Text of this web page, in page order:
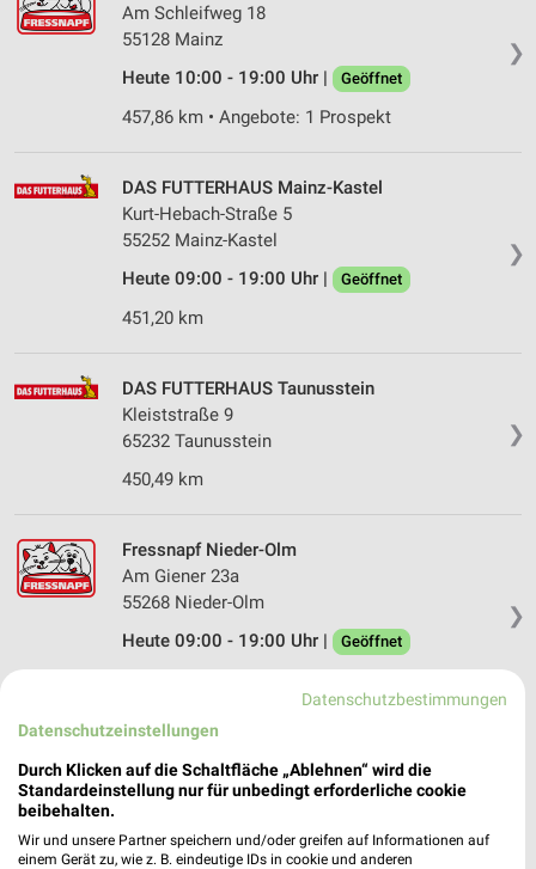
❯
Am Schleifweg 18
55128 Mainz
Heute 10:00 - 19:00 Uhr |
Geöffnet
457,86 km • Angebote: 1 Prospekt
❯
DAS FUTTERHAUS Mainz-Kastel
Kurt-Hebach-Straße 5
55252 Mainz-Kastel
Heute 09:00 - 19:00 Uhr |
Geöffnet
451,20 km
❯
DAS FUTTERHAUS Taunusstein
Kleiststraße 9
65232 Taunusstein
450,49 km
❯
Fressnapf Nieder-Olm
Am Giener 23a
55268 Nieder-Olm
Heute 09:00 - 19:00 Uhr |
Geöffnet
Borsigstraße 6
65205 Wiesbaden
Heute 09:00 - 19:00 Uhr | Geöffnet
Datenschutzbestimmungen
Datenschutzeinstellungen
Durch Klicken auf die Schaltfläche „Ablehnen“ wird die
Standardeinstellung nur für unbedingt erforderliche cookie
beibehalten.
Wir und unsere Partner speichern und/oder greifen auf Informationen auf
einem Gerät zu, wie z. B. eindeutige IDs in cookie und anderen